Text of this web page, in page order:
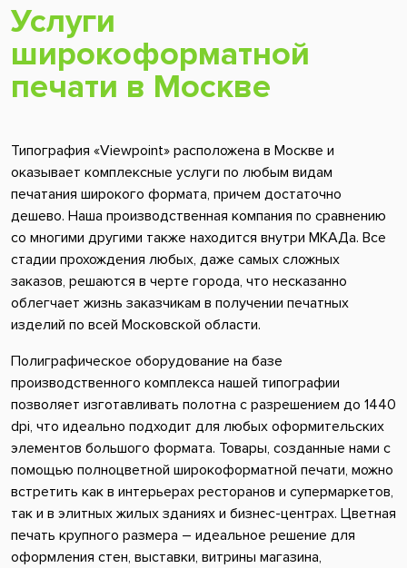
Услуги
широкоформатной
печати в Москве
Типография «Viewpoint» расположена в Москве и
оказывает комплексные услуги по любым видам
печатания широкого формата, причем достаточно
дешево. Наша производственная компания по сравнению
со многими другими также находится внутри МКАДа. Все
стадии прохождения любых, даже самых сложных
заказов, решаются в черте города, что несказанно
облегчает жизнь заказчикам в получении печатных
изделий по всей Московской области.
Полиграфическое оборудование на базе
производственного комплекса нашей типографии
позволяет изготавливать полотна с разрешением до 1440
dpi, что идеально подходит для любых оформительских
элементов большого формата. Товары, созданные нами с
помощью полноцветной широкоформатной печати, можно
встретить как в интерьерах ресторанов и супермаркетов,
так и в элитных жилых зданиях и бизнес-центрах. Цветная
печать крупного размера – идеальное решение для
оформления стен, выставки, витрины магазина,